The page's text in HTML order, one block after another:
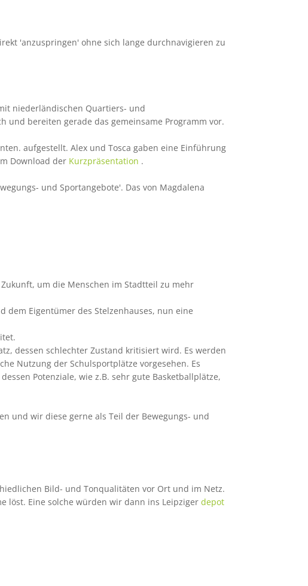
'anzuspringen' ohne sich lange durchnavigieren zu
niederländischen Quartiers- und
bereiten gerade das gemeinsame Programm vor.
aufgestellt. Alex und Tosca gaben eine Einführung
Download der Kurzpräsentation .
und Sportangebote'. Das von Magdalena
um die Menschen im Stadtteil zu mehr
dem Eigentümer des Stelzenhauses, nun eine
dessen schlechter Zustand kritisiert wird. Es werden
Nutzung der Schulsportplätze vorgesehen. Es
Potenziale, wie z.B. sehr gute Basketballplätze,
und wir diese gerne als Teil der Bewegungs- und
Bild- und Tonqualitäten vor Ort und im Netz.
löst. Eine solche würden wir dann ins Leipziger depot